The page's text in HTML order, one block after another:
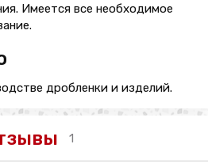
Имеется все необходимое
дробленки и изделий.
1